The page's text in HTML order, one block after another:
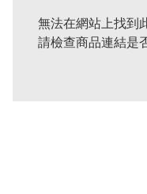
無法在網站上找到
請檢查商品連結是